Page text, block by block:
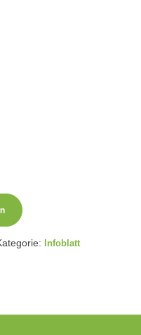
Infoblatt